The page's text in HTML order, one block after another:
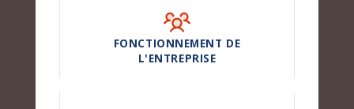
FONCTIONNEMENT DE
L'ENTREPRISE